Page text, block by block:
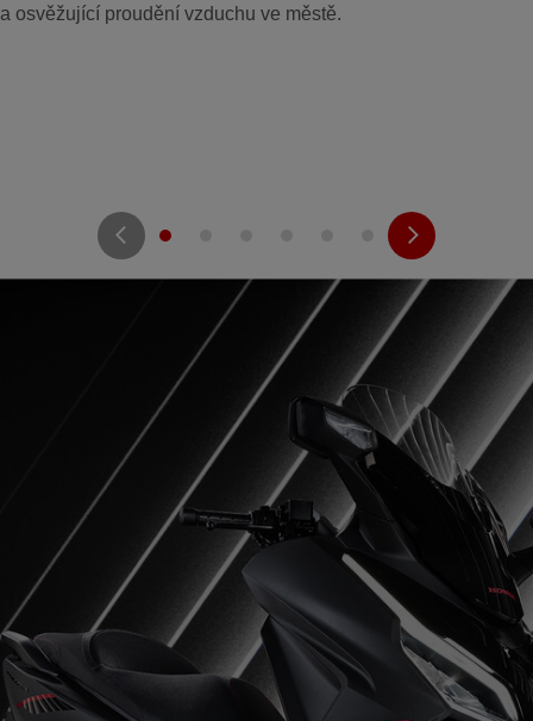
a osvěžující proudění vzduchu ve městě.